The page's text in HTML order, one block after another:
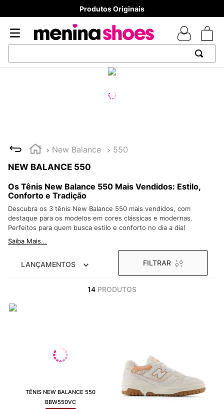
Produtos Originais
New Balance
550
NEW BALANCE 550
Os Tênis New Balance 550 Mais Vendidos: Estilo,
Conforto e Tradição
Descubra os 3 tênis New Balance 550 mais vendidos, com
destaque para os modelos em cores clássicas e modernas.
Perfeitos para quem busca estilo e conforto no dia a dia!
Saiba Mais...
LANÇAMENTOS FILTRAR
14 PRODUTOS
TÊNIS NEW BALANCE 550
BBW550VC
7º
MELISSA SLIDE
8º
NEW 530
9º
VANS TÊNIS VANS ULTRARANGE
10º NEW BALANCE 204L